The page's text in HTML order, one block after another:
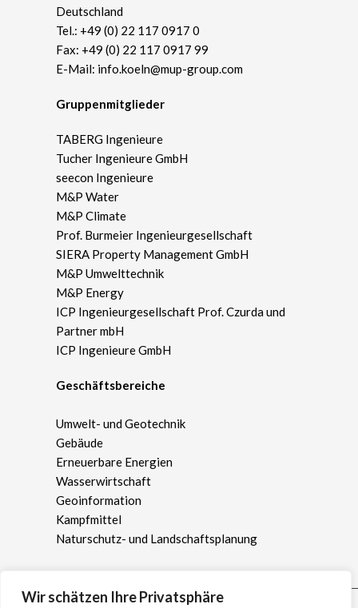
Wir schätzen Ihre Privatsphäre
Geschäftsbereiche
Umwelt- und Geotechnik
Gebäude
Erneuerbare Energien
Wasserwirtschaft
Geoinformation
Kampfmittel
Naturschutz- und Landschaftsplanung
Gruppenmitglieder
TABERG Ingenieure
Tucher Ingenieure GmbH
seecon Ingenieure
M&P Water
M&P Climate
Prof. Burmeier Ingenieurgesellschaft
SIERA Property Management GmbH
M&P Umwelttechnik
M&P Energy
ICP Ingenieurgesellschaft Prof. Czurda und
Partner mbH
ICP Ingenieure GmbH
Deutschland
Tel.: +49 (0) 22 117 0917 0
Fax: +49 (0) 22 117 0917 99
E-Mail: info.koeln@mup-group.com